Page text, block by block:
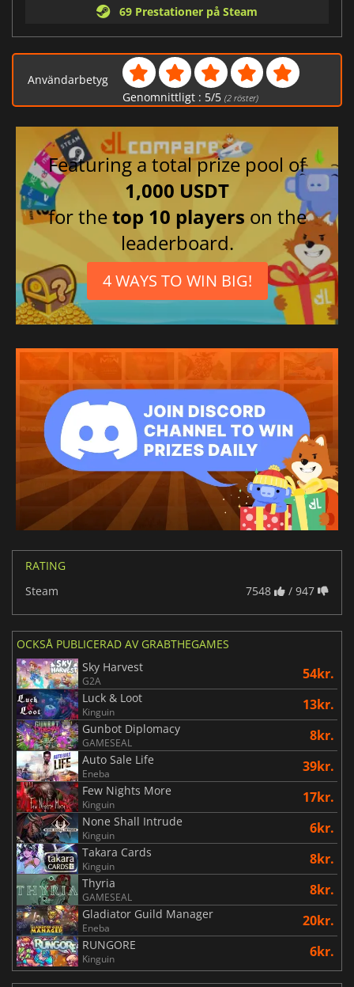
69 Prestationer på Steam
Användarbetyg
Genomnittligt : 5/5 (2röster)
Featuring a total prize pool of
1,000 USDT
for thetop 10 players on the
leaderboard.
4 WAYS TO WIN BIG!
RATING
Steam
7548 / 947
OCKSÅ PUBLICERAD AV GRABTHEGAMES
Sky Harvest
G2A 54kr.
Luck & Loot
Kinguin 13kr.
Gunbot Diplomacy
GAMESEAL 8kr.
Auto Sale Life
Eneba 39kr.
Few Nights More
Kinguin 17kr.
None Shall Intrude
Kinguin 6kr.
Takara Cards
Kinguin 8kr.
Thyria
GAMESEAL 8kr.
Gladiator Guild Manager
Eneba 20kr.
RUNGORE
Kinguin 6kr.